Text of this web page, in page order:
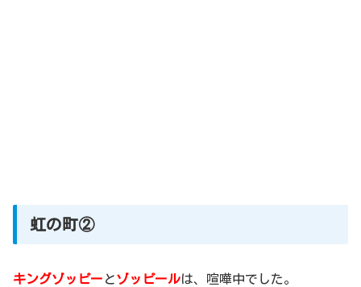
虹の町②
キングゾッピー とゾッピールは、喧嘩中でした。